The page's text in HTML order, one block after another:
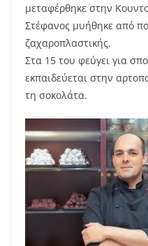
μεταφέρθηκε στην
Στέφανος μυήθηκε από
ζαχαροπλαστικής.
Στα 15 του φεύγει για
εκπαιδεύεται στην
τη σοκολάτα.